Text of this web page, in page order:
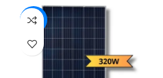
-21%